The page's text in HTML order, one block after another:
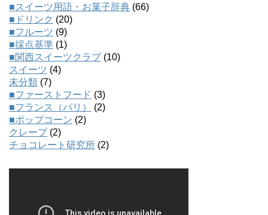
■スイーツ用語・お菓子辞典 (66)
■ドリンク (20)
■フルーツ (9)
■採点基準 (1)
■関西スイーツクラブ (10)
スイーツ (4)
未分類 (7)
■ファーストフード (3)
■フランス（パリ）
(2)
■ポップコーン (2)
クレープ(2)
チョコレート研究所 (2)